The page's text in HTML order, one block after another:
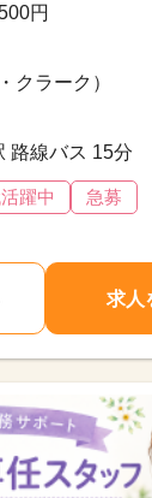
円
クラーク）
路線バス 15分
躍中
急募
求人